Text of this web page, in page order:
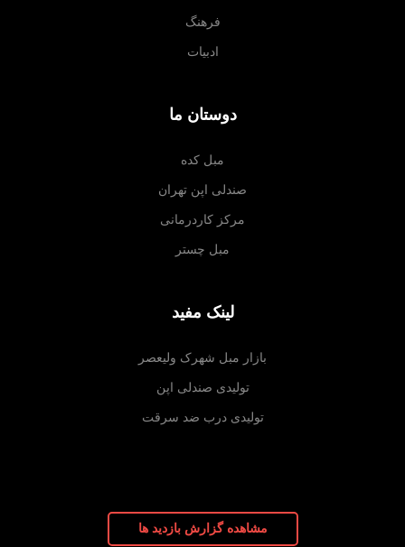
فرهنگ
ادبیات
دوستان ما
مبل کده
صندلی اپن تهران
مرکز کاردرمانی
مبل چستر
لینک مفید
بازار مبل شهرک ولیعصر
تولیدی صندلی اپن
تولیدی درب ضد سرقت
مشاهده گزارش بازدید ها